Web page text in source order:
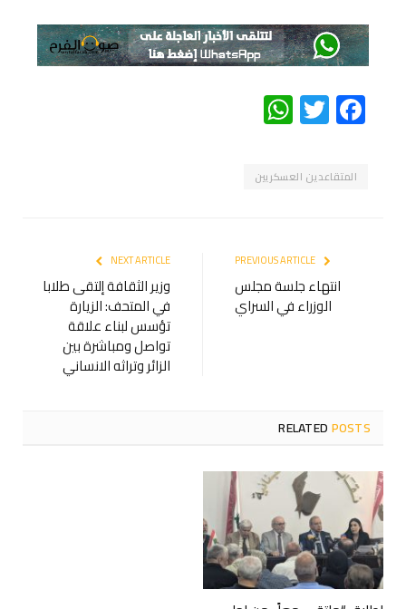
Facebook
Twitter
WhatsApp
المتقاعدين العسكريين
انتهاء جلسة مجلس
الوزراء في السراي
NEXT ARTICLE
وزير الثقافة إلتقى طلابا
في المتحف: الزيارة
تؤسس لبناء علاقة
تواصل ومباشرة بين
الزائر وتراثه الانساني
RELATEDPOSTS